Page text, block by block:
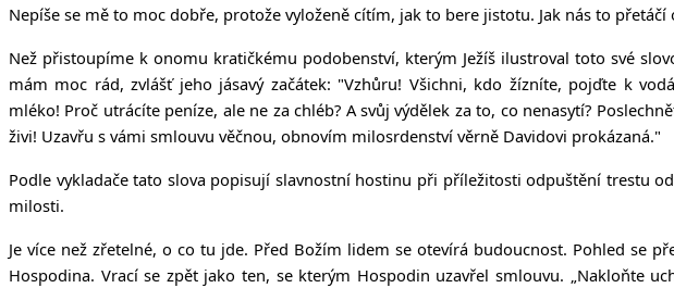
Nepíše se mě to moc dobře, protože vyloženě cítím, jak to bere jistotu. Jak nás to
Než přistoupíme k onomu kratičkému podobenství, kterým Ježíš ilustroval toto své
mám moc rád, zvlášť jeho jásavý začátek: "Vzhůru! Všichni, kdo žízníte, pojďte k
mléko! Proč utrácíte peníze, ale ne za chléb? A svůj výdělek za to, co nenasytí?
živi! Uzavřu s vámi smlouvu věčnou, obnovím milosrdenství věrně Davidovi prokázaná."
Podle vykladače tato slova popisují slavnostní hostinu při příležitosti odpuštění trestu
milosti.
Je více než zřetelné, o co tu jde. Před Božím lidem se otevírá budoucnost. Pohled se
Hospodina. Vrací se zpět jako ten, se kterým Hospodin uzavřel smlouvu. „Nakloňte